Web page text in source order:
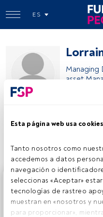
Esta página web usa cookies
Tanto nosotros como
accedemos a datos
navegación o
seleccionas «Aceptar»
tecnologías de rastreo
muestran en «nosotros y
para proporcionar»,
ES
asset
Compartir:
Este es un artículo
de FundsPeople. Si ya
botón Login. Si aún no
registrarte y disfrutar de